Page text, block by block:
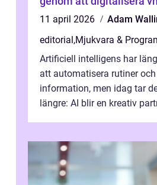
11 april 2026
Adam
editorial,Mjukvara &
Artificiell intelligens har
att automatisera rutiner
information, men idag tar
längre: AI blir en kreativ